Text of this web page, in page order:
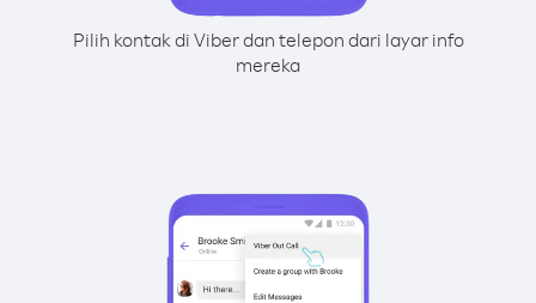
Pilih kontak di Viber dan telepon dari layar info
mereka